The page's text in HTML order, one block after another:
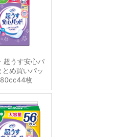
超うす安心パ
とめ買いパッ
枚